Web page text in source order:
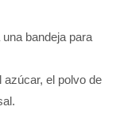
bandeja para
azúcar, el polvo de